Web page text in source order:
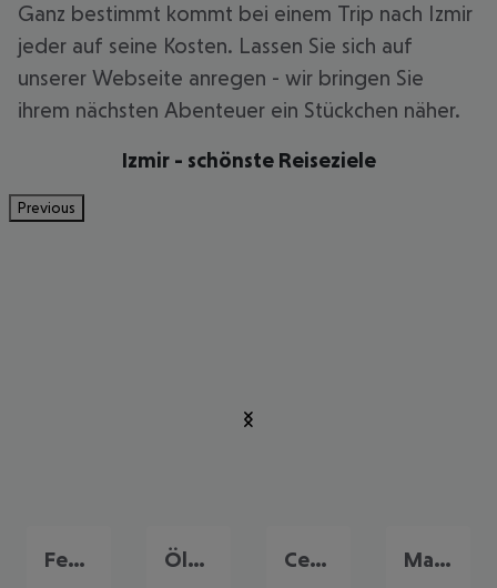
Ganz bestimmt kommt bei einem Trip nach Izmir
jeder auf seine Kosten. Lassen Sie sich auf
unserer Webseite anregen - wir bringen Sie
ihrem nächsten Abenteuer ein Stückchen näher.
Izmir - schönste Reiseziele
Previous
Fethiye Ölüdeniz Cesme Marmaris